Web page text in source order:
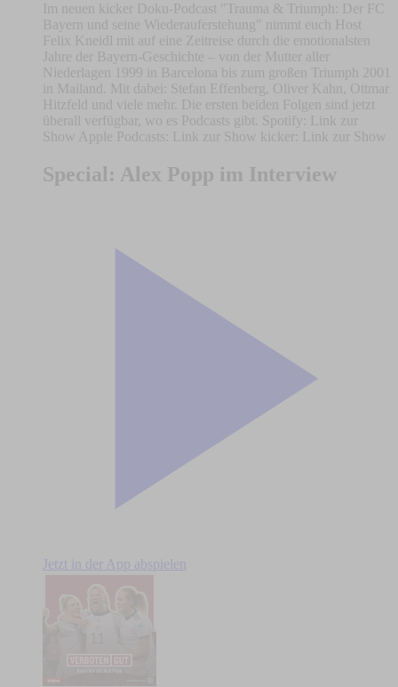
Im neuen kicker Doku-Podcast "Trauma & Triumph: Der FC
Bayern und seine Wiederauferstehung" nimmt euch Host
Felix Kneidl mit auf eine Zeitreise durch die emotionalsten
Jahre der Bayern-Geschichte – von der Mutter aller
Niederlagen 1999 in Barcelona bis zum großen Triumph 2001
in Mailand. Mit dabei: Stefan Effenberg, Oliver Kahn, Ottmar
Hitzfeld und viele mehr. Die ersten beiden Folgen sind jetzt
überall verfügbar, wo es Podcasts gibt. Spotify: Link zur
Show Apple Podcasts: Link zur Show kicker: Link zur Show
Special: Alex Popp im Interview
Jetzt in der App abspielen